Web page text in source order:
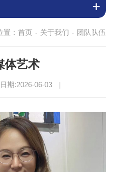
： 首页 - 关于我们 - 团队队伍
体艺术
日期:2026-06-03 |